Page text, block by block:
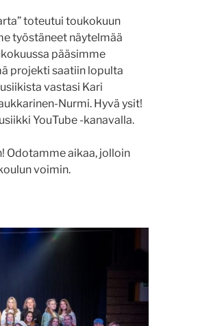
toteutui toukokuun
työstäneet näytelmää
pääsimme
projekti saatiin lopulta
vastasi Kari
Nurmi. Hyvä ysit!
YouTube -kanavalla.
Odotamme aikaa, jolloin
voimin.